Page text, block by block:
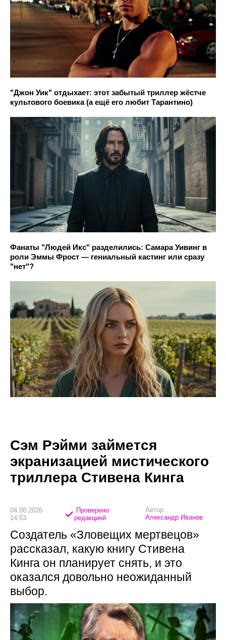
"Джон Уик" отдыхает: этот забытый триллер жёстче
культового боевика (а ещё его любит Тарантино)
Фанаты "Людей Икс" разделились: Самара Уивинг в
роли Эммы Фрост — гениальный кастинг или сразу
"нет"?
Сэм Рэйми займется
экранизацией мистического
триллера Стивена Кинга
04.08.2026
14:53
Проверено
редакцией
Автор:
Александр Иванов
Создатель «Зловещих мертвецов»
рассказал, какую книгу Стивена
Кинга он планирует снять, и это
оказался довольно неожиданный
выбор.